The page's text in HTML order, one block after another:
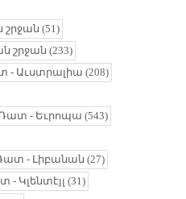
շրջան (51)
շրջան (233)
- Աւստրալիա (208)
- Եւրոպա (543)
- Լիբանան (27)
- Կլենտէյլ (31)